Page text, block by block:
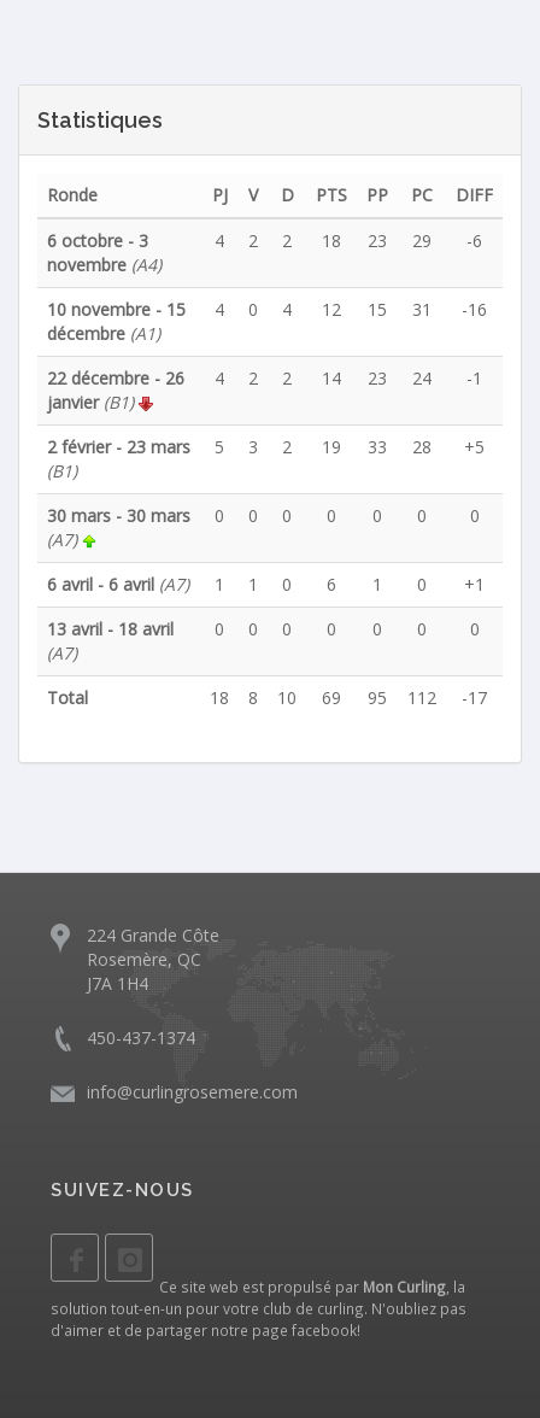
Statistiques
Ronde PJ V D PTS PP PC
DIFF
6 octobre - 3
novembre (A4)
4 2 2 18 23 29 -6
10 novembre - 15
décembre (A1)
4 0 4 12 15 31 -16
22 décembre - 26
janvier (B1)
4 2 2 14 23 24 -1
2 février - 23 mars
(B1)
5 3 2 19 33 28 +5
30 mars - 30 mars
(A7)
0 0 0 0 0 0 0
6 avril - 6 avril (A7) 1 1 0 6 1 0
+1
13 avril - 18 avril
(A7)
0 0 0 0 0 0 0
Total 18 8 10 69 95 112 -17
224 Grande Côte
Rosemère, QC
J7A 1H4
450-437-1374
info@curlingrosemere.com
SUIVEZ-NOUS
Ce site web est propulsé par Mon Curling , la
solution tout-en-un pour votre club de curling. N'oubliez pas
d'aimer et de partager notre page facebook!